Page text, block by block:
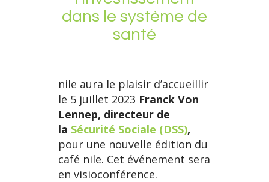
dans le système de
santé
nile aura le plaisir d’accueillir
le 5 juillet 2023 Franck Von
Lennep, directeur de
la Sécurité Sociale (DSS),
pour une nouvelle édition du
café nile. Cet événement sera
en visioconférence.